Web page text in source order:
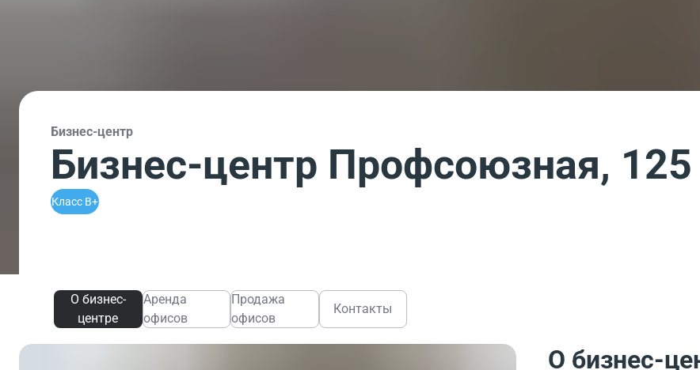
Бизнес-центр
Бизнес-центр Профсоюзная, 125
Класс B+
О бизнес-
центре
Аренда
офисов
Продажа
офисов
Контакты
О бизнес-